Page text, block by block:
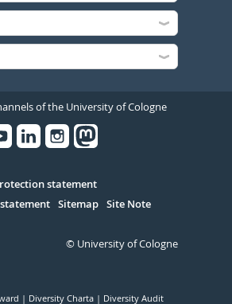
of the University of Cologne
statement
Sitemap Site Note
© University of Cologne
Diversity Charta Diversity Audit